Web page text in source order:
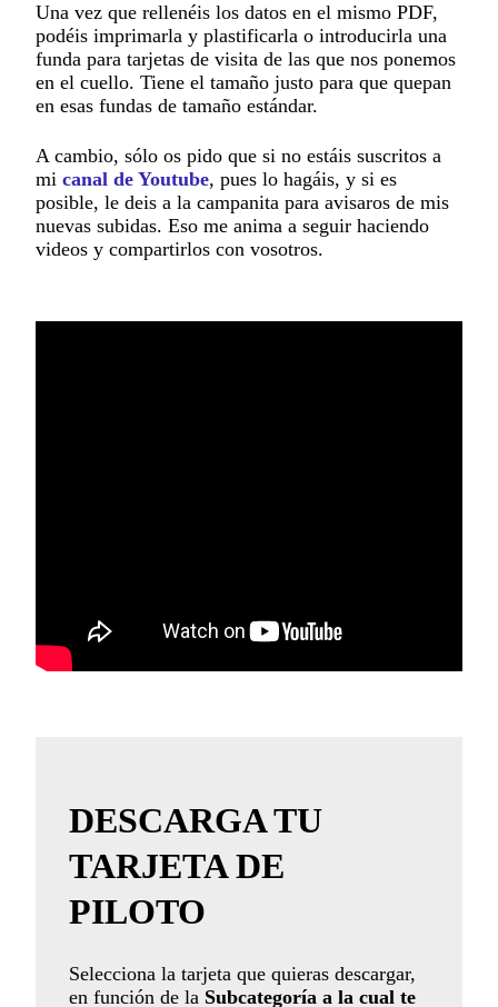
Una vez que rellenéis los datos en el mismo PDF,
podéis imprimarla y plastificarla o introducirla una
funda para tarjetas de visita de las que nos ponemos
en el cuello. Tiene el tamaño justo para que quepan
en esas fundas de tamaño estándar.
A cambio, sólo os pido que si no estáis suscritos a
mi canal de Youtube, pues lo hagáis, y si es
posible, le deis a la campanita para avisaros de mis
nuevas subidas. Eso me anima a seguir haciendo
videos y compartirlos con vosotros.
DESCARGA TU
TARJETA DE
PILOTO
Selecciona la tarjeta que quieras descargar,
en función de la Subcategoría a la cual te